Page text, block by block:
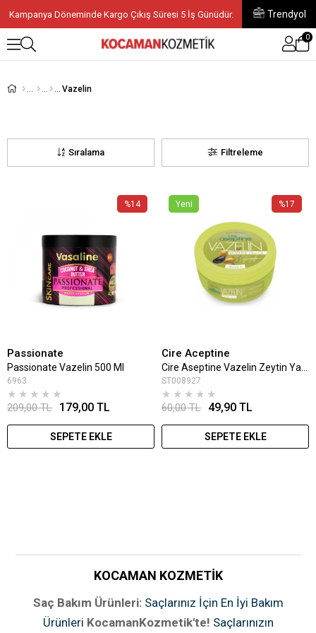
Kampanya Döneminde Kargo Çıkış Süresi 5 İş Günüdür. Trendyol
0
Vazelin
Filtreleme
Sıralama
%14
Passionate
Passionate Vazelin 500 Ml
6963
★ ★ ★ ★ ★
179,00 TL
209,00 TL
SEPETE EKLE
%17
Yeni
Cire Aceptine
Cire Aseptine Vazelin Zeytin Yağlı 150 Ml
ST008927
★ ★ ★ ★ ★
49,90 TL
60,00 TL
SEPETE EKLE
KOCAMAN KOZMETİK
Saç Bakım Ürünleri:Saçlarınız İçin En İyi Bakım
Ürünleri KocamanKozmetik'te! Saçlarınızın